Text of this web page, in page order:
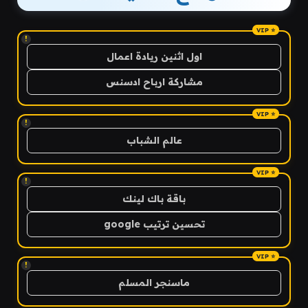
!
اول اثنين ريادة اعمال
مشاركة ارباح ادسنس
!
عالم الشباب
!
باقة باك لينك
تحسين ترتيب google
!
ماسنجر المسلم